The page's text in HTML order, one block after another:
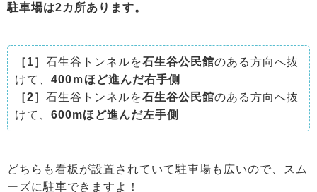
駐車場は2カ所あります。
［1］ 石生谷トンネルを石生谷公民館のある方向へ抜
けて、 400ｍほど進んだ右手側
［2］ 石生谷トンネルを石生谷公民館のある方向へ抜
けて、 600mほど進んだ左手側
どちらも看板が設置されていて駐車場も広いので、スム
ーズに駐車できますよ！